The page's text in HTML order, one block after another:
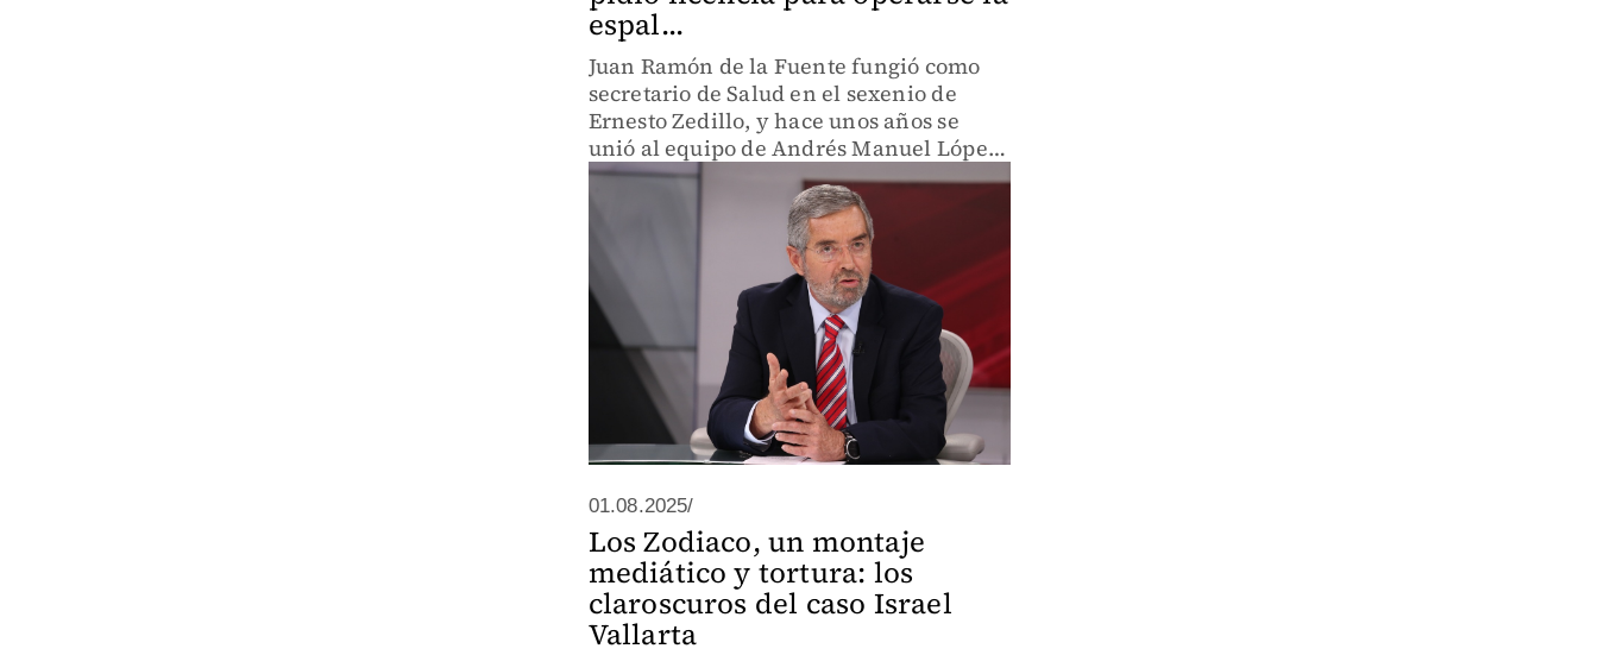
espal...
Juan Ramón de la Fuente fungió como
secretario de Salud en el sexenio de
Ernesto Zedillo, y hace unos años se
unió al equipo de Andrés Manuel López
Obrador.
01.08.2025/
Los Zodiaco, un montaje
mediático y tortura: los
claroscuros del caso Israel
Vallarta